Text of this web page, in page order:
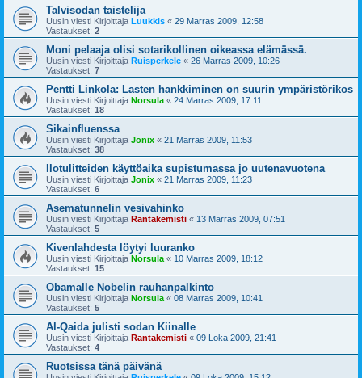
Talvisodan taistelija
Uusin viesti Kirjoittaja Luukkis « 29 Marras 2009, 12:58
Vastaukset: 2
Moni pelaaja olisi sotarikollinen oikeassa elämässä.
Uusin viesti Kirjoittaja Ruisperkele « 26 Marras 2009, 10:26
Vastaukset: 7
Pentti Linkola: Lasten hankkiminen on suurin ympäristörikos
Uusin viesti Kirjoittaja Norsula « 24 Marras 2009, 17:11
Vastaukset: 18
Sikainfluenssa
Uusin viesti Kirjoittaja Jonix « 21 Marras 2009, 11:53
Vastaukset: 38
Ilotulitteiden käyttöaika supistumassa jo uutenavuotena
Uusin viesti Kirjoittaja Jonix « 21 Marras 2009, 11:23
Vastaukset: 6
Asematunnelin vesivahinko
Uusin viesti Kirjoittaja Rantakemisti « 13 Marras 2009, 07:51
Vastaukset: 5
Kivenlahdesta löytyi luuranko
Uusin viesti Kirjoittaja Norsula « 10 Marras 2009, 18:12
Vastaukset: 15
Obamalle Nobelin rauhanpalkinto
Uusin viesti Kirjoittaja Norsula « 08 Marras 2009, 10:41
Vastaukset: 5
Al-Qaida julisti sodan Kiinalle
Uusin viesti Kirjoittaja Rantakemisti « 09 Loka 2009, 21:41
Vastaukset: 4
Ruotsissa tänä päivänä